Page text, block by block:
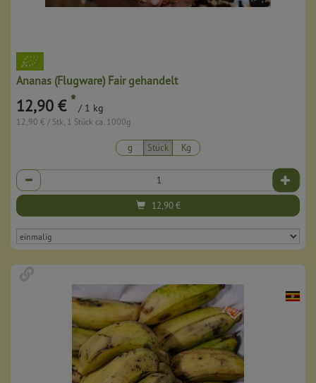
Ananas (Flugware) Fair gehandelt
12,90 € * / 1 kg
12,90 € / Stk, 1 Stück ca. 1000g
g Stück Kg
Anzahl
12,90€